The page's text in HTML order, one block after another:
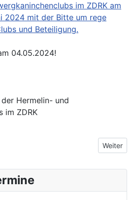
im ZDRK am
2024 mit der Bitte um rege
und Beteiligung.
04.05.2024!
Hermelin- und
im ZDRK
für die 41. Nächster
Weiter